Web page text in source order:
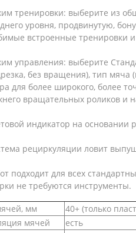
тренировки: выберите из
уровня, продвинутую,
встроенные тренировки и
управления: выберите
без вращения), тип мяча
для более широкого, более
вращательных роликов и
индикатор на
рециркуляции ловит
подходит для всех
не требуются инструменты.
мм
40+ (только
мячей
есть